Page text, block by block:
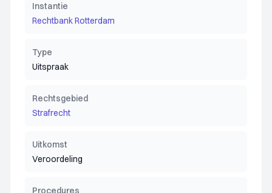
Instantie
Rechtbank Rotterdam
Type
Uitspraak
Rechtsgebied
Strafrecht
Uitkomst
Veroordeling
Procedures